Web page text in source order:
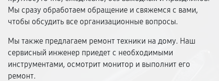
Мы сразу обработаем обращение и свяжемся с вами,
чтобы обсудить все организационные вопросы.
Мы также предлагаем ремонт техники на дому. Наш
сервисный инженер приедет с необходимыми
инструментами, осмотрит монитор и выполнит его
ремонт.